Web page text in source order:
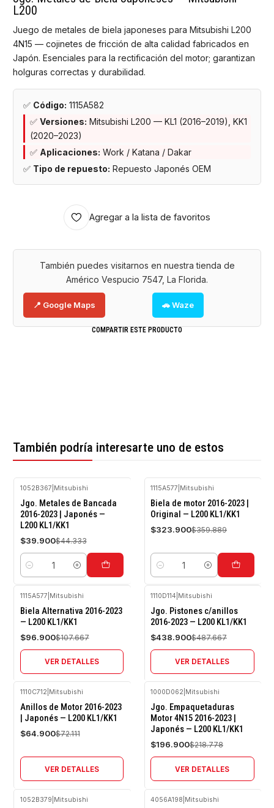
L200
Juego de metales de biela japoneses para Mitsubishi L200
4N15 — cojinetes de fricción de alta calidad fabricados en
Japón. Esenciales para la rectificación del motor; garantizan
holguras correctas y durabilidad.
✅ Código: 1115A582
✅ Versiones: Mitsubishi L200 — KL1 (2016–2019), KK1
(2020–2023)
✅ Aplicaciones: Work / Katana / Dakar
✅ Tipo de repuesto: Repuesto Japonés OEM
Agregar a la lista de favoritos
También puedes visitarnos en nuestra tienda de
Américo Vespucio 7547, La Florida.
📍 Google Maps 🚗 Waze
COMPARTIR ESTE PRODUCTO
También podría interesarte uno de estos
-10%
OFF
1052B367 Mitsubishi
Jgo. Metales de Bancada
2016-2023 | Japonés —
L200 KL1/KK1
$39.900$44.333
Cantidad
-10%
OFF
1115A577 Mitsubishi
Biela de motor 2016-2023 |
Original — L200 KL1/KK1
$323.900$359.889
Cantidad
-10%
OFF
1115A577 Mitsubishi
Biela Alternativa 2016-2023
— L200 KL1/KK1
$96.900$107.667
VER DETALLES
-10%
OFF
1110D114 Mitsubishi
Jgo. Pistones c/anillos
2016-2023 — L200 KL1/KK1
$438.900$487.667
VER DETALLES
-10%
OFF
1110C712 Mitsubishi
Anillos de Motor 2016-2023
| Japonés — L200 KL1/KK1
$64.900$72.111
VER DETALLES
-10%
OFF
Agotado
1000D062 Mitsubishi
Jgo. Empaquetaduras
Motor 4N15 2016-2023 |
Japonés — L200 KL1/KK1
$196.900$218.778
VER DETALLES
1052B379 Mitsubishi 4056A198 Mitsubishi